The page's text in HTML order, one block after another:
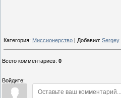
Категория: Миссионерство | Добавил: Sergey
Всего комментариев: 0
Войдите: